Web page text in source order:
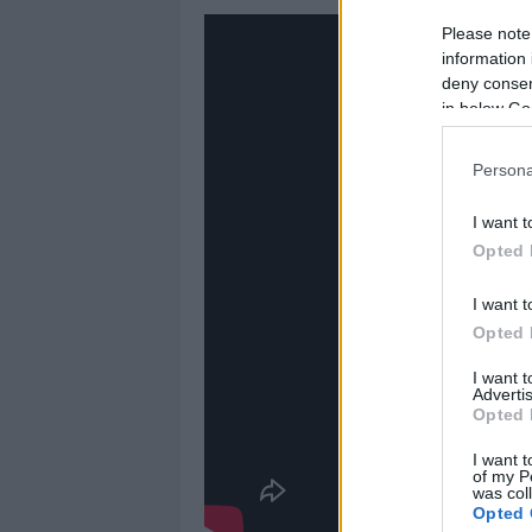
Please
information
deny
in below
I want
Opted
I want
Opted
I want
Opted
I want
of my
was
Opted